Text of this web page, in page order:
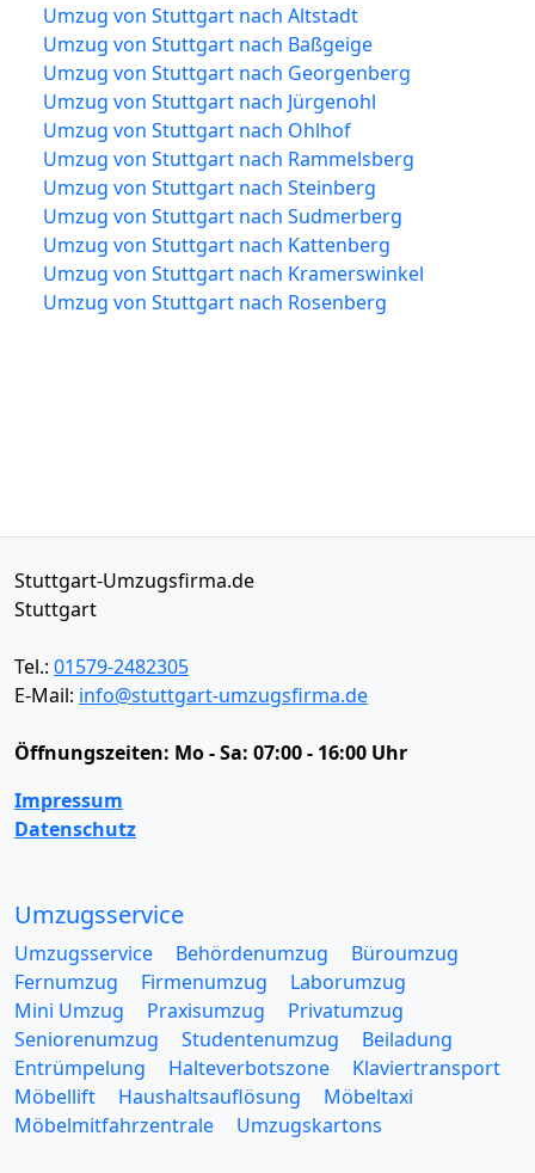
Umzug von Stuttgart nach Altstadt
Umzug von Stuttgart nach Baßgeige
Umzug von Stuttgart nach Georgenberg
Umzug von Stuttgart nach Jürgenohl
Umzug von Stuttgart nach Ohlhof
Umzug von Stuttgart nach Rammelsberg
Umzug von Stuttgart nach Steinberg
Umzug von Stuttgart nach Sudmerberg
Umzug von Stuttgart nach Kattenberg
Umzug von Stuttgart nach Kramerswinkel
Umzug von Stuttgart nach Rosenberg
Stuttgart-Umzugsfirma.de
Stuttgart
Tel.: 01579-2482305
E-Mail: info@stuttgart-umzugsfirma.de
Öffnungszeiten: Mo - Sa: 07:00 - 16:00 Uhr
Impressum
Datenschutz
Umzugsservice
Umzugsservice Behördenumzug
Büroumzug
Fernumzug
Firmenumzug
Laborumzug
Mini Umzug
Praxisumzug
Privatumzug
Seniorenumzug
Studentenumzug
Beiladung
Entrümpelung
Halteverbotszone
Klaviertransport
Möbellift
Haushaltsauflösung
Möbeltaxi
Möbelmitfahrzentrale
Umzugskartons